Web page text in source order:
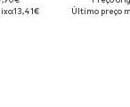
13,41€
Último preço